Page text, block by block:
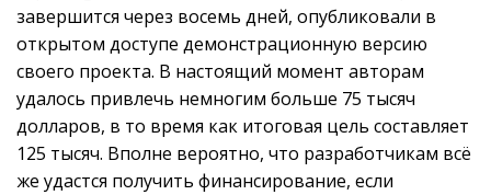
завершится через восемь дней, опубликовали в
открытом доступе демонстрационную версию
своего проекта. В настоящий момент авторам
удалось привлечь немногим больше 75 тысяч
долларов, в то время как итоговая цель составляет
125 тысяч. Вполне вероятно, что разработчикам всё
же удастся получить финансирование, если